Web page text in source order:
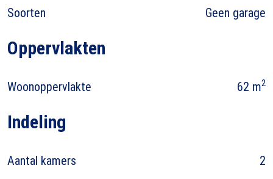
Soorten Geen garage
Oppervlakten
Woonoppervlakte 62 m2
Indeling
Aantal kamers 2